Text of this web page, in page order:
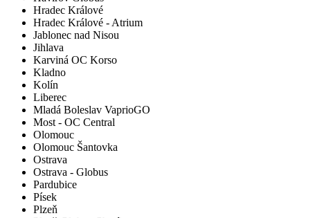
Hradec Králové
Hradec Králové - Atrium
Jablonec nad Nisou
Jihlava
Karviná OC Korso
Kladno
Kolín
Liberec
Mladá Boleslav VaprioGO
Most - OC Central
Olomouc
Olomouc Šantovka
Ostrava
Ostrava - Globus
Pardubice
Písek
Plzeň